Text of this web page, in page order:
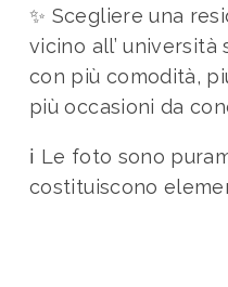
✨ Scegliere una
vicino all’
con più comodità,
più occasioni da
ℹ️ Le foto sono
costituiscono